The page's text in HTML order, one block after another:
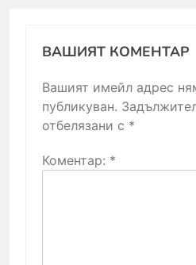
ВАШИЯТ КОМЕНТАР
Вашият имейл адрес
публикуван.
отбелязани с *
Коментар: *